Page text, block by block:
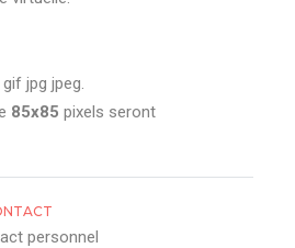
jpg jpeg.
85x85 pixels seront
personnel